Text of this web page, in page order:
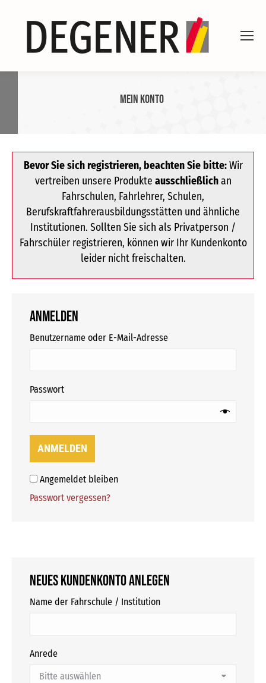
Mein Konto
Bevor Sie sich registrieren, beachten Sie bitte:Wir
vertreiben unsere Produkte ausschließlichan
Fahrschulen, Fahrlehrer, Schulen,
Berufskraftfahrerausbildungsstätten und ähnliche
Institutionen. Sollten Sie sich als Privatperson /
Fahrschüler registrieren, können wir Ihr Kundenkonto
leider nicht freischalten.
Anmelden
Benutzername oder E-Mail-Adresse
Passwort
ANMELDEN
Angemeldet bleiben
Passwort vergessen?
Neues Kundenkonto anlegen
Name der Fahrschule / Institution
Anrede